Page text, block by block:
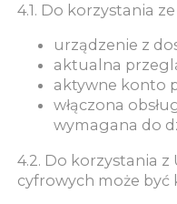
4.1. Do korzystania
urządzenie z
aktualna
aktywne konto
włączona
wymagana do
4.2. Do korzystania z
cyfrowych może być